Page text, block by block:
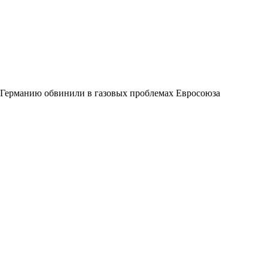
Германию обвинили в газовых проблемах Евросоюза